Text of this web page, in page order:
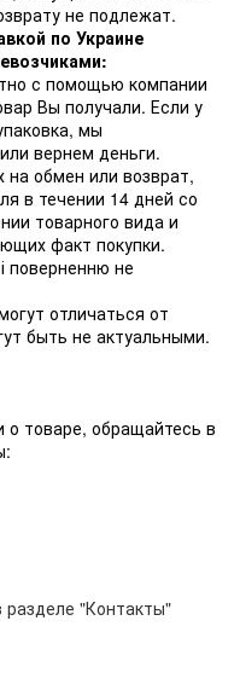
не подлежат.
по Украине
с помощью компании
Вы получали. Если у
мы
вернем деньги.
на обмен или возврат,
в течении 14 дней со
товарного вида и
факт покупки.
поверненню не
отличаться от
быть не актуальными.
товаре, обращайтесь в
разделе "Контакты"